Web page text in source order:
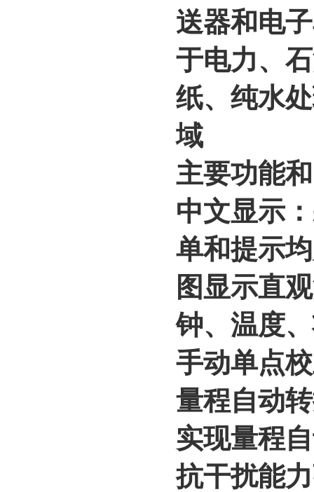
送器和电
于电力、
纸、纯水
域
主要功能
中文显示
单和提示
图显示直
钟、温度
手动单点
量程自动
实现量程
抗干扰能